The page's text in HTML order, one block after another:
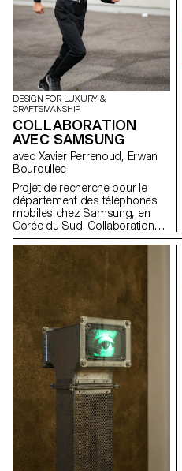
DESIGN FOR LUXURY &
CRAFTSMANSHIP
COLLABORATION
AVEC SAMSUNG
avec Xavier Perrenoud, Erwan
Bouroullec
Projet de recherche pour le
département des téléphones
mobiles chez Samsung, en
Corée du Sud. Collaboration
dirigée par Xavier Perrenoud et
sous la supervision d’Erwan
Bouroullec, et réalisées par les
étudiant.e.s du MAS in Design
for Luxury & Craftsmanship. Le
résultat a permis la réalisation
d’un catalogue d’idées et
d’inspirations destiné aux
équipes de la marque.